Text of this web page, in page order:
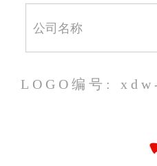
LOGO编号: